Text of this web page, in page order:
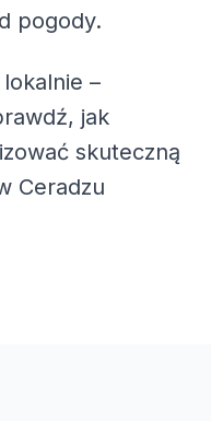
pogody.
–
jak
skuteczną
Ceradzu